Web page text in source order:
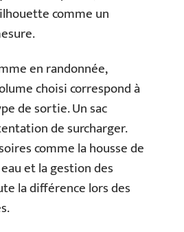
comme un
en randonnée,
choisi correspond à
de sortie. Un sac
de surcharger.
comme la housse de
et la gestion des
la différence lors des